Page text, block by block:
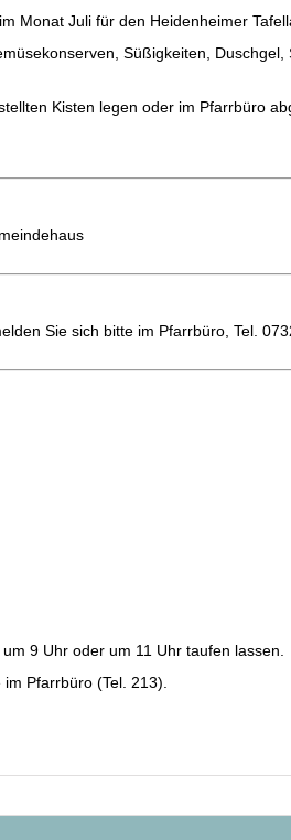
Monat Juli für den Heidenheimer
Süßigkeiten,
Kisten legen oder im Pfarrbüro
Sie sich bitte im Pfarrbüro, Tel.
9 Uhr oder um 11 Uhr taufen lassen.
Pfarrbüro (Tel. 213).